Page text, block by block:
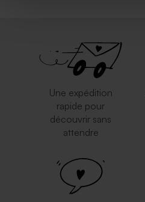
Une expédition
rapide pour
découvrir sans
attendre